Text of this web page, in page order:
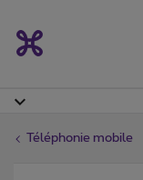
Téléphonie mobile